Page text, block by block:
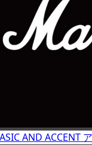
AND ACCENT